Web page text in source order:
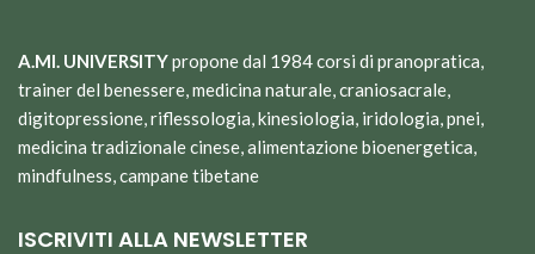
A.MI. UNIVERSITYpropone dal 1984 corsi di pranopratica,
trainer del benessere, medicina naturale, craniosacrale,
digitopressione, riflessologia, kinesiologia, iridologia, pnei,
medicina tradizionale cinese, alimentazione bioenergetica,
mindfulness, campane tibetane
ISCRIVITI ALLA NEWSLETTER